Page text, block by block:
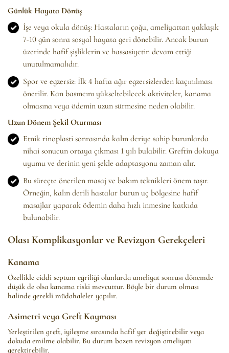
Günlük Hayata Dönüş
İşe veya okula dönüş: Hastaların çoğu, ameliyattan yaklaşık
7-10 gün sonra sosyal hayata geri dönebilir. Ancak burun
üzerinde hafif şişliklerin ve hassasiyetin devam ettiği
unutulmamalıdır.
Spor ve egzersiz: İlk 4 hafta ağır egzersizlerden kaçınılması
önerilir. Kan basıncını yükseltebilecek aktiviteler, kanama
olmasına veya ödemin uzun sürmesine neden olabilir.
Uzun Dönem Şekil Oturması
Etnik rinoplasti sonrasında kalın deriye sahip burunlarda
nihai sonucun ortaya çıkması 1 yılı bulabilir. Greftin dokuya
uyumu ve derinin yeni şekle adaptasyonu zaman alır.
Bu süreçte önerilen masaj ve bakım teknikleri önem taşır.
Örneğin, kalın derili hastalar burun uç bölgesine hafif
masajlar yaparak ödemin daha hızlı inmesine katkıda
bulunabilir.
Olası Komplikasyonlar ve Revizyon Gerekçeleri
Kanama
Özellikle ciddi septum eğriliği olanlarda ameliyat sonrası dönemde
düşük de olsa kanama riski mevcuttur. Böyle bir durum olması
halinde gerekli müdahaleler yapılır.
Asimetri veya Greft Kayması
Yerleştirilen greft, iyileşme sırasında hafif yer değiştirebilir veya
dokuda emilme olabilir. Bu durum bazen revizyon ameliyatı
gerektirebilir.